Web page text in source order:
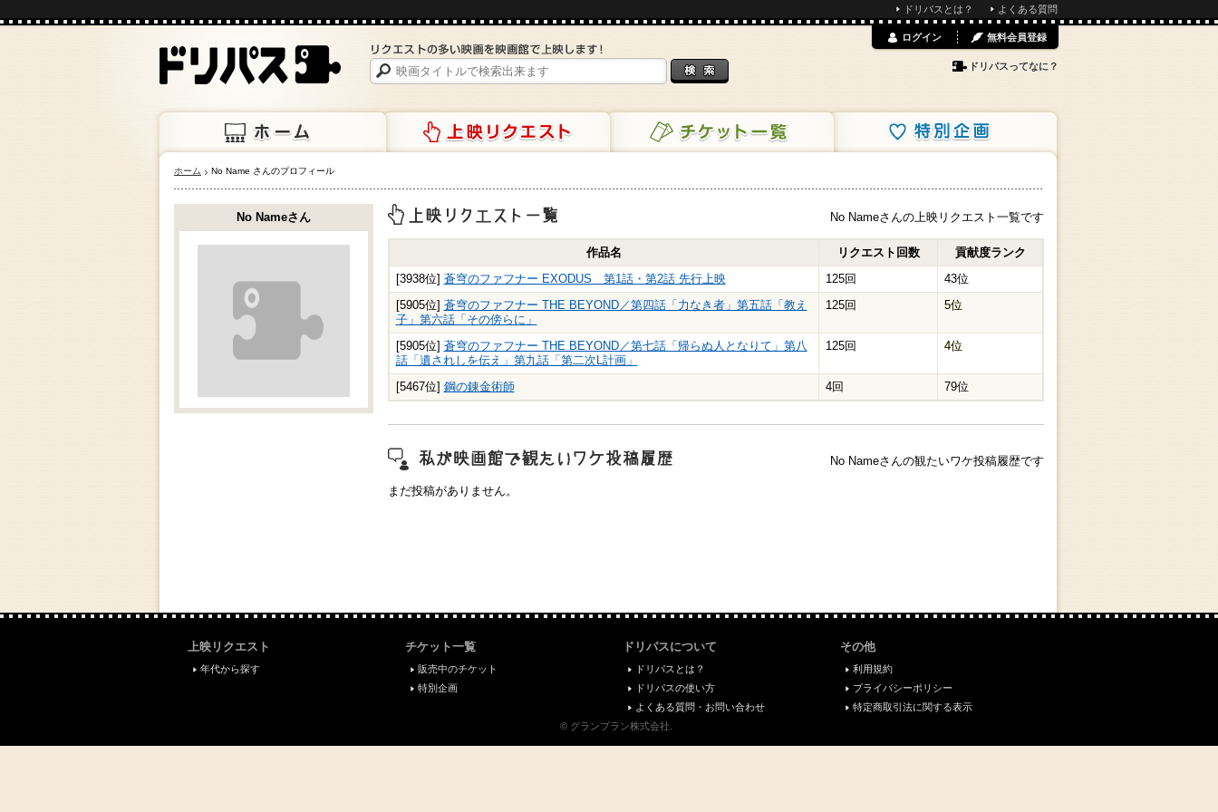
ドリパスとは？ よくある質問
ホーム 上映リクエスト チケット一覧 特別企画
ログイン 無料会員登録
ドリパスってなに？
ホーム No Name さんのプロフィール
上映リクエスト一覧
No Nameさんの上映リクエスト一覧です
作品名 リクエスト回数
貢献度ランク
[3938位] 蒼穹のファフナー EXODUS 第1話・第2話 先行上映 125回
43位
[5905位] 蒼穹のファフナー THE BEYOND／第四話「力なき者」第五話「教え
子」第六話「その傍らに」
125回 5位
[5905位] 蒼穹のファフナー THE BEYOND／第七話「帰らぬ人となりて」第八
話「遺されしを伝え」第九話「第二次L計画」
125回 4位
[5467位] 鋼の錬金術師 4回 79位
"映画館で観たいワケ"投稿履歴
No Nameさんの観たいワケ投稿履歴です
まだ投稿がありません。
No Nameさん
上映リクエスト
年代から探す
チケット一覧
販売中のチケット
特別企画
ドリパスについて
ドリパスとは？
ドリパスの使い方
よくある質問・お問い合わせ
その他
利用規約
プライバシーポリシー
特定商取引法に関する表示
© グランプラン株式会社.